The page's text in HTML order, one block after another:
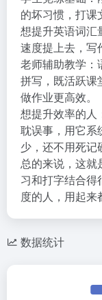
的坏习惯，打课
想提升英语词汇
速度提上去，写
老师辅助教学：
拼写，既活跃课
做作业更高效。
想提升效率的人
耽误事，用它系
少，还不用死记
总的来说，这就
习和打字结合得
度的人，用起来
数据统计